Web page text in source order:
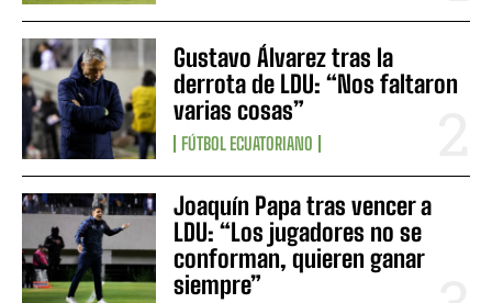
Gustavo Álvarez tras la
derrota de LDU: “Nos faltaron
varias cosas”
FÚTBOL ECUATORIANO
Joaquín Papa tras vencer a
LDU: “Los jugadores no se
conforman, quieren ganar
siempre”